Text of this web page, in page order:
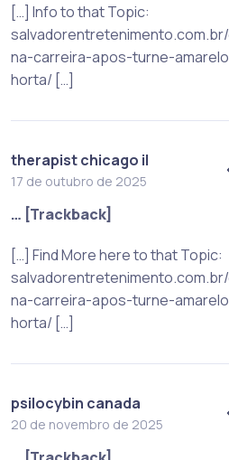
[…] Info to that Topic:
na-carreira-apos-turne-
horta/ […]
therapist chicago il
17 de outubro de 2025
… [Trackback]
[…] Find More here to that Topic:
na-carreira-apos-turne-
horta/ […]
psilocybin canada
20 de novembro de 2025